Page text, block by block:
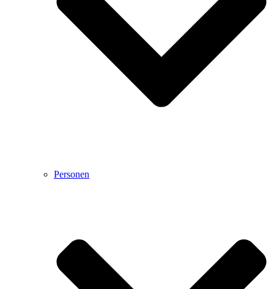
Personen